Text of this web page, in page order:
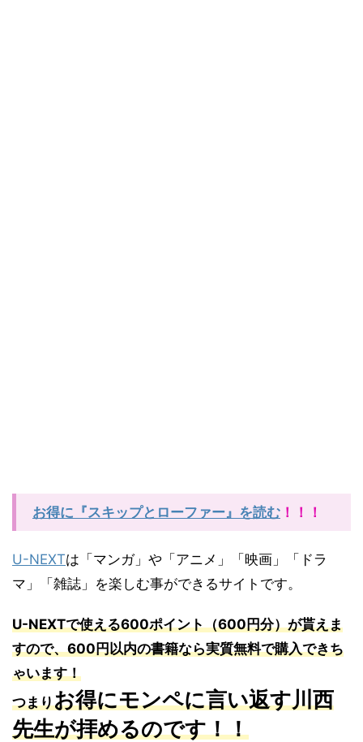
お得に『スキップとローファー』を読む ！！！
U-NEXTは「マンガ」や「アニメ」「映画」「ドラ
マ」「雑誌」を楽しむ事ができるサイトです。
U-NEXTで使える600ポイント（600円分）が貰えま
すので、600円以内の書籍なら実質無料で購入できち
ゃいます！
つまりお得にモンペに言い返す川西
先生が拝めるのです！！